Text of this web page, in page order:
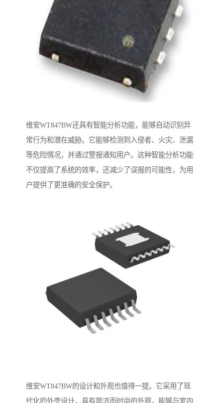
维安WT847BW还具有智能分析功能，能够自动识别异
常行为和潜在威胁。它能够检测到入侵者、火灾、泄漏
等危险情况，并通过警报通知用户。这种智能分析功能
不仅提高了系统的效率，还减少了误报的可能性，为用
户提供了更准确的安全保护。
维安WT847BW的设计和外观也值得一提。它采用了现
代化的外壳设计，具有简洁而时尚的外观，能够与室内